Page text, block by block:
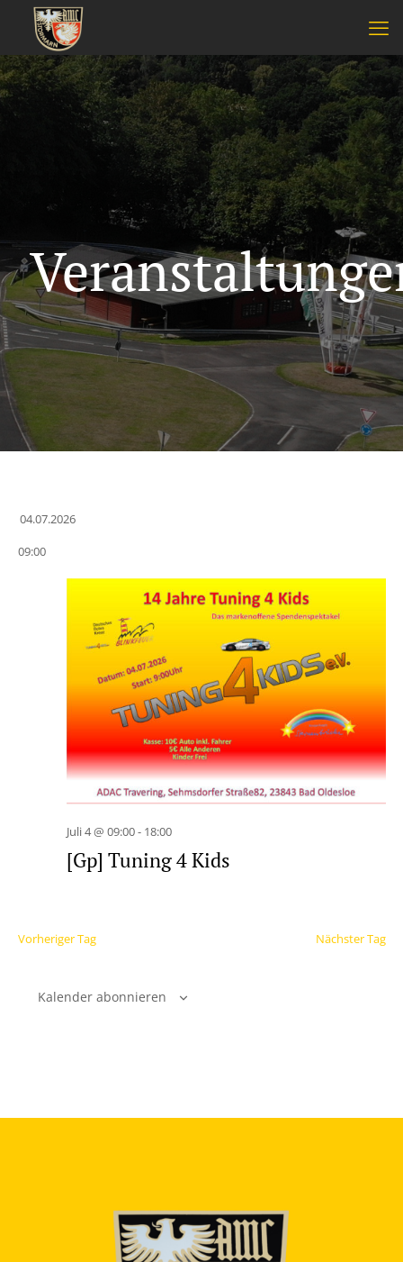
04.07.2026
wählen.
09:00
Juli 4 @ 09:00- 18:00
[Gp] Tuning 4 Kids
Vorheriger Tag Nächster Tag
Kalender abonnieren